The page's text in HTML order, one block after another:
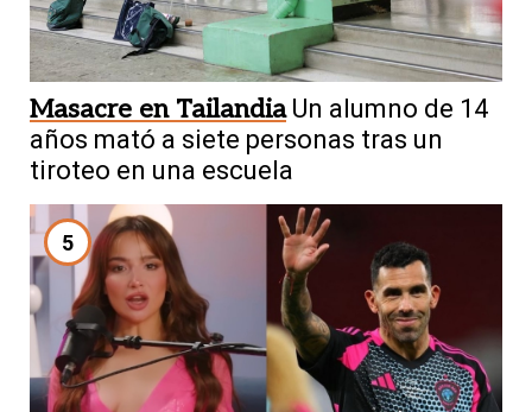
Masacre en Tailandia Un alumno de 14
años mató a siete personas tras un
tiroteo en una escuela
5